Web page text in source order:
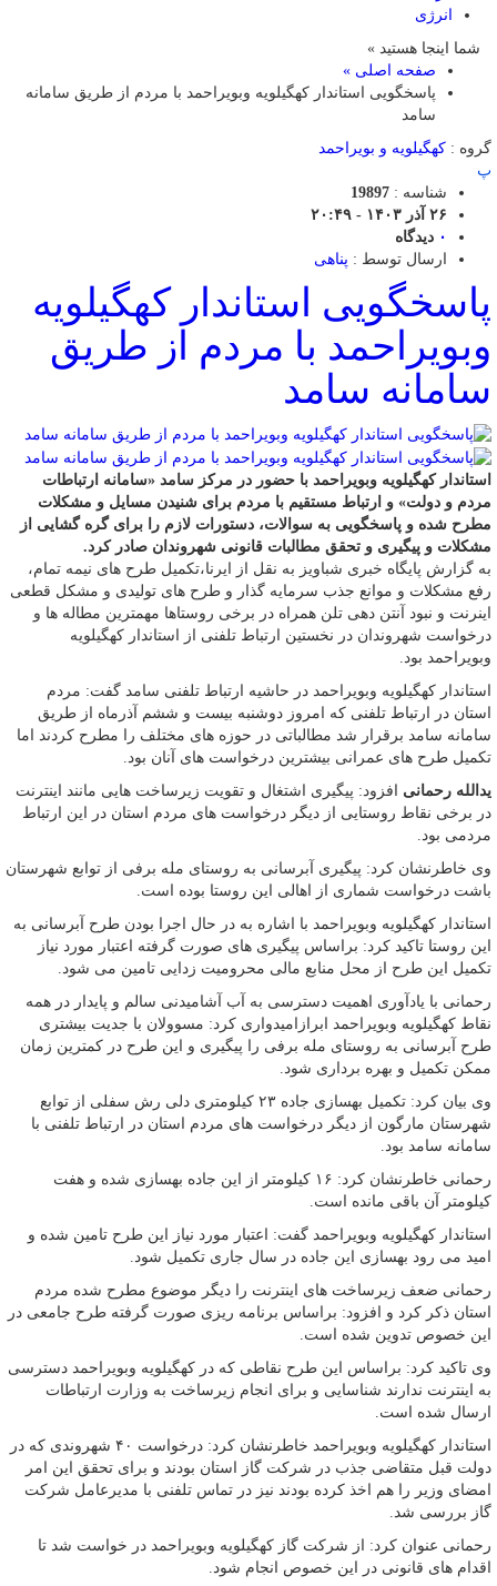
انرژی
شما اینجا هستید »
صفحه اصلی »
پاسخگویی استاندار کهگیلویه وبویراحمد با مردم از طریق سامانه
سامد
گروه : کهگیلویه و بویراحمد
پ
شناسه : 19897
۲۶ آذر ۱۴۰۳ - ۲۰:۴۹
۰ دیدگاه
ارسال توسط : پناهی
پاسخگویی استاندار کهگیلویه
وبویراحمد با مردم از طریق
سامانه سامد
استاندار کهگیلویه وبویراحمد با حضور در مرکز سامد «سامانه ارتباطات
مردم و دولت» و ارتباط مستقیم با مردم برای شنیدن مسایل و مشکلات
مطرح شده و پاسخگویی به سوالات، دستورات لازم را برای گره گشایی از
مشکلات و پیگیری و تحقق مطالبات قانونی شهروندان صادر کرد.
به گزارش پایگاه خبری شباویز به نقل از ایرنا،تکمیل طرح های نیمه تمام،
رفع مشکلات و موانع جذب سرمایه گذار و طرح های تولیدی و مشکل قطعی
اینرنت و نبود آنتن دهی تلن همراه در برخی روستاها مهمترین مطاله ها و
درخواست شهروندان در نخستین ارتباط تلفنی از استاندار کهگیلویه
وبویراحمد بود.
استاندار کهگیلویه وبویراحمد در حاشیه ارتباط تلفنی سامد گفت: مردم
استان در ارتباط تلفنی که امروز دوشنبه بیست و ششم آذرماه از طریق
سامانه سامد برقرار شد مطالباتی در حوزه های مختلف را مطرح کردند اما
تکمیل طرح های عمرانی بیشترین درخواست های آنان بود.
یدالله رحمانی افزود: پیگیری اشتغال و تقویت زیرساخت هایی مانند اینترنت
در برخی نقاط روستایی از دیگر درخواست های مردم استان در این ارتباط
مردمی بود.
وی خاطرنشان کرد: پیگیری آبرسانی به روستای مله برفی از توابع شهرستان
باشت درخواست شماری از اهالی این روستا بوده است.
استاندار کهگیلویه وبویراحمد با اشاره به در حال اجرا بودن طرح آبرسانی به
این روستا تاکید کرد: براساس پیگیری های صورت گرفته اعتبار مورد نیاز
تکمیل این طرح از محل منابع مالی محرومیت زدایی تامین می شود.
رحمانی با یادآوری اهمیت دسترسی به آب آشامیدنی سالم و پایدار در همه
نقاط کهگیلویه وبویراحمد ابرازامیدواری کرد: مسوولان با جدیت بیشتری
طرح آبرسانی به روستای مله برفی را پیگیری و این طرح در کمترین زمان
ممکن تکمیل و بهره برداری شود.
وی بیان کرد: تکمیل بهسازی جاده ۲۳ کیلومتری دلی رش سفلی از توابع
شهرستان مارگون از دیگر درخواست های مردم استان در ارتباط تلفنی با
سامانه سامد بود.
رحمانی خاطرنشان کرد: ۱۶ کیلومتر از این جاده بهسازی شده و هفت
کیلومتر آن باقی مانده است.
استاندار کهگیلویه وبویراحمد گفت: اعتبار مورد نیاز این طرح تامین شده و
امید می رود بهسازی این جاده در سال جاری تکمیل شود.
رحمانی ضعف زیرساخت های اینترنت را دیگر موضوع مطرح شده مردم
استان ذکر کرد و افزود: براساس برنامه ریزی صورت گرفته طرح جامعی در
این خصوص تدوین شده است.
وی تاکید کرد: براساس این طرح نقاطی که در کهگیلویه وبویراحمد دسترسی
به اینترنت ندارند شناسایی و برای انجام زیرساخت به وزارت ارتباطات
ارسال شده است.
استاندار کهگیلویه وبویراحمد خاطرنشان کرد: درخواست ۴۰ شهروندی که در
دولت قبل متقاضی جذب در شرکت گاز استان بودند و برای تحقق این امر
امضای وزیر را هم اخذ کرده بودند نیز در تماس تلفنی با مدیرعامل شرکت
گاز بررسی شد.
رحمانی عنوان کرد: از شرکت گاز کهگیلویه وبویراحمد در خواست شد تا
اقدام های قانونی در این خصوص انجام شود.